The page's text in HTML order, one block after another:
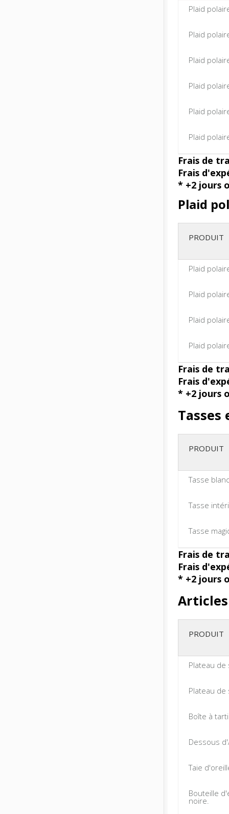
Plaid
Plaid
Plaid
Plaid
Plaid
Plaid
Frais de
Frais
* +2 jours
Plaid
PRODUIT
Plaid
Plaid
Plaid
Plaid
Frais de
Frais
* +2 jours
Tasses
PRODUIT
Tasse
Tasse
Tasse
Frais de
Frais
* +2 jours
PRODUIT
Plateau de
Plateau de
Boîte à
Dessous
Taie
Bouteille
noire.